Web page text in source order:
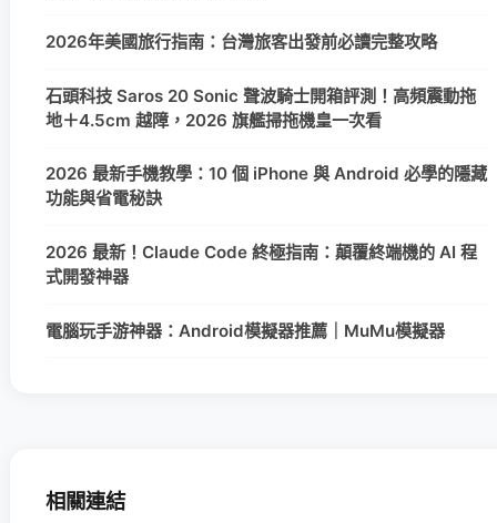
2026年美國旅行指南：台灣旅客出發前必讀完整攻略
石頭科技 Saros 20 Sonic 聲波騎士開箱評測！高頻震動拖
地＋4.5cm 越障，2026 旗艦掃拖機皇一次看
2026 最新手機教學：10 個 iPhone 與 Android 必學的隱藏
功能與省電秘訣
2026 最新！Claude Code 終極指南：顛覆終端機的 AI 程
式開發神器
電腦玩手游神器：Android模擬器推薦｜MuMu模擬器
相關連結